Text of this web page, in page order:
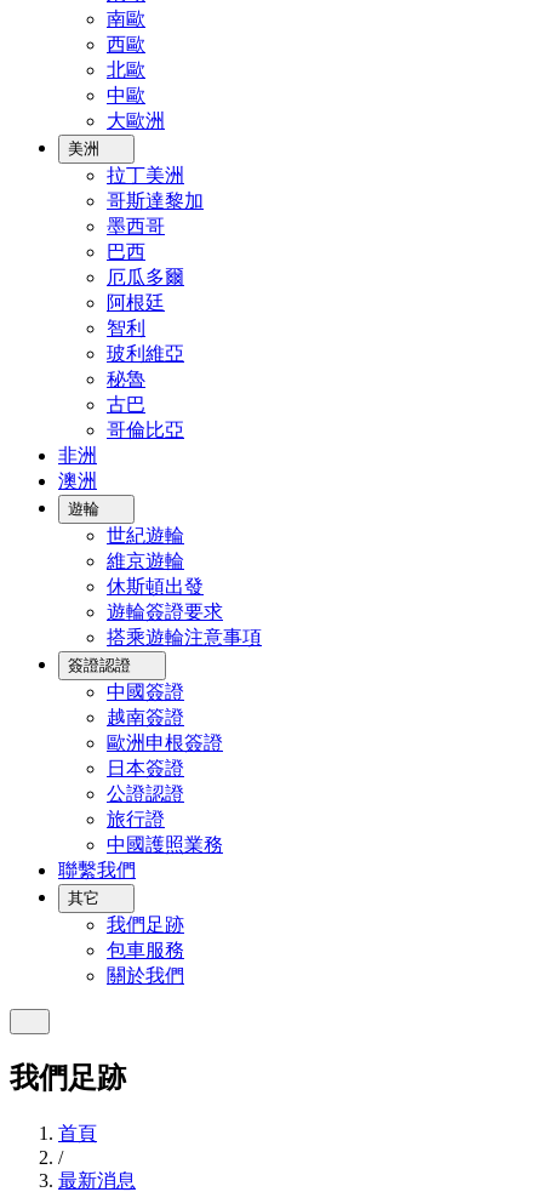
南歐
西歐
北歐
中歐
大歐洲
美洲
拉丁美洲
哥斯達黎加
墨西哥
巴西
厄瓜多爾
阿根廷
智利
玻利維亞
秘魯
古巴
哥倫比亞
非洲
澳洲
遊輪
世紀遊輪
維京遊輪
休斯頓出發
遊輪簽證要求
搭乘遊輪注意事項
簽證認證
中國簽證
越南簽證
歐洲申根簽證
日本簽證
公證認證
旅行證
中國護照業務
聯繫我們
其它
我們足跡
包車服務
關於我們
我們足跡
首頁
/
最新消息